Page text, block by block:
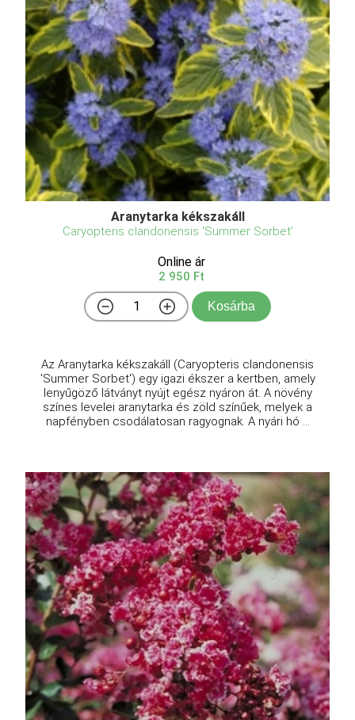
Aranytarka kékszakáll
Caryopteris clandonensis 'Summer Sorbet'
Online ár
2 950 Ft
Kosárba
Az Aranytarka kékszakáll (Caryopteris clandonensis
'Summer Sorbet') egy igazi ékszer a kertben, amely
lenyűgöző látványt nyújt egész nyáron át. A növény
színes levelei aranytarka és zöld színűek, melyek a
napfényben csodálatosan ragyognak. A nyári hó ...